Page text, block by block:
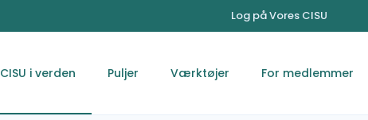
Log på Vores CISU
CISU i verden Puljer Værktøjer For medlemmer